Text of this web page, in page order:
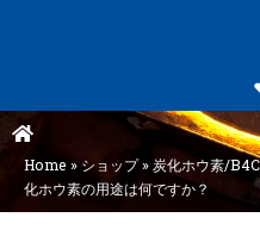
Home »ショップ»炭化ホウ素/B4C
化ホウ素の用途は何ですか？